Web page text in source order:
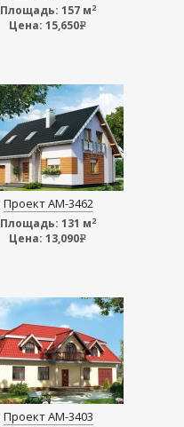
Площадь: 157 м2
Цена: 15,650e
Проект АМ-3462
Площадь: 131 м2
Цена: 13,090e
Проект АМ-3403